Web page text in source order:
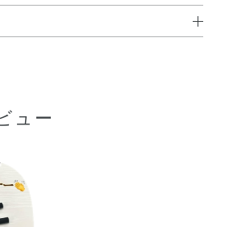
ん。
ラロウ・セスキイソステアリン酸ソ
水・水酸化Al・フェノキシエタノー
酸化チタン・酸化鉄
ュー